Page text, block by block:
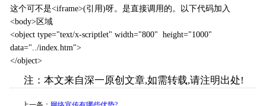
这个可不是<iframe>(引用)呀。是直接调用的。以下代码加入
<body>区域
<object type="text/x-scriptlet" width="800" height="1000"
data="../index.htm">
</object>
注：本文来自深一原创文章,如需转载,请注明出处!